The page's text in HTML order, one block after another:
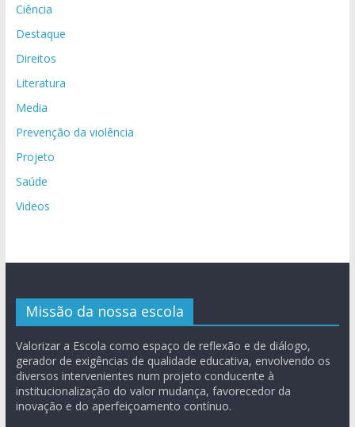
Ciência
Destaque
Direitos
Literatura
Media
Prevenção da violência
Projeto
Saúde
Videos
Missão da nossa escola
Valorizar a Escola como espaço de reflexão e de diálogo,
gerador de exigências de qualidade educativa, envolvendo os
diversos intervenientes num projeto conducente à
institucionalização do valor mudança, favorecedor da
inovação e do aperfeiçoamento contínuo.